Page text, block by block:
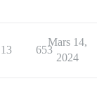
13 653
Mars 14,
2024